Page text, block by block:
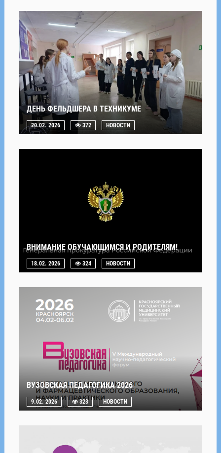
ДЕНЬ ФЕЛЬДШЕРА В ТЕХНИКУМЕ
20.02. 2026 372 НОВОСТИ
ВНИМАНИЕ ОБУЧАЮЩИМСЯ И РОДИТЕЛЯМ!
18.02. 2026 324 НОВОСТИ
ВУЗОВСКАЯ ПЕДАГОГИКА 2026
9.02. 2026 323 НОВОСТИ